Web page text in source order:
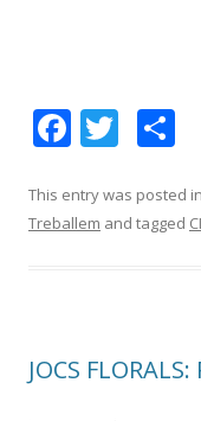
F
ac
e
b
k
T
w
itt
er p
This entry was posted in
Treballem and tagged
JOCS